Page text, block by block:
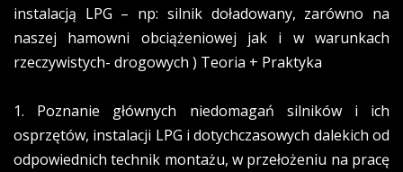
instalacją LPG – np: silnik doładowany, zarówno na
naszej hamowni obciążeniowej jak i w warunkach
rzeczywistych- drogowych ) Teoria + Praktyka
1. Poznanie głównych niedomagań silników i ich
osprzętów, instalacji LPG i dotychczasowych dalekich od
odpowiednich technik montażu, w przełożeniu na pracę